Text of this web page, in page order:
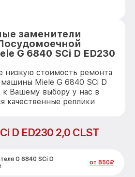
заменители
G 6840 SCi D ED230
низкую стоимость ремонта
Miele G 6840 SCi D
к Вашему выбору у нас в
качественные реплики
D ED230 2,0 CLST
G 6840 SCi D
от 850₽